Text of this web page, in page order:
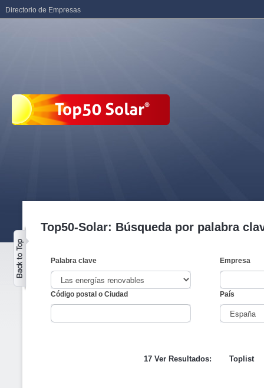
Top50-Solar: Búsqueda por palabra
Palabra clave Empresa
Código postal o Ciudad País
17 Ver Resultados: Toplist
Directorio de Empresas